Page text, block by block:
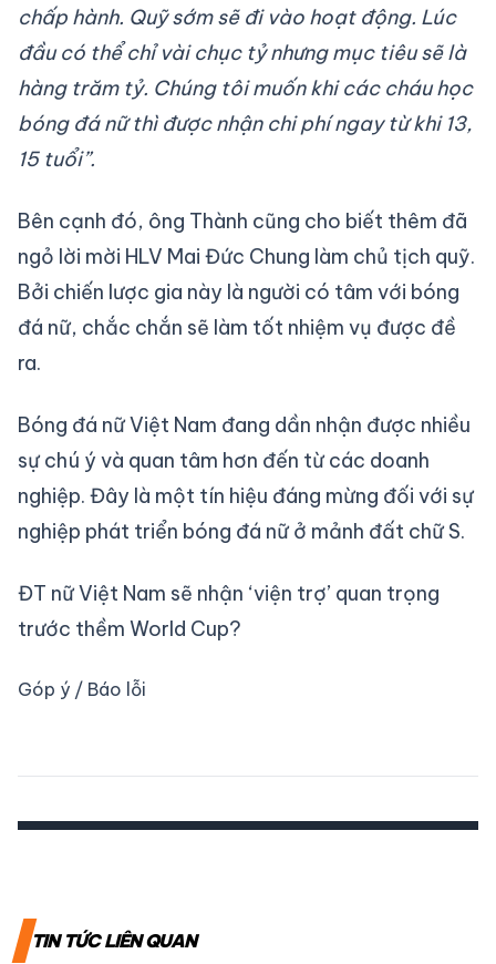
chấp hành. Quỹ sớm sẽ đi vào hoạt động. Lúc
đầu có thể chỉ vài chục tỷ nhưng mục tiêu sẽ là
hàng trăm tỷ. Chúng tôi muốn khi các cháu học
bóng đá nữ thì được nhận chi phí ngay từ khi 13,
15 tuổi”.
Bên cạnh đó, ông Thành cũng cho biết thêm đã
ngỏ lời mời HLV Mai Đức Chung làm chủ tịch quỹ.
Bởi chiến lược gia này là người có tâm với bóng
đá nữ, chắc chắn sẽ làm tốt nhiệm vụ được đề
ra.
Bóng đá nữ Việt Nam đang dần nhận được nhiều
sự chú ý và quan tâm hơn đến từ các doanh
nghiệp. Đây là một tín hiệu đáng mừng đối với sự
nghiệp phát triển bóng đá nữ ở mảnh đất chữ S.
ĐT nữ Việt Nam sẽ nhận ‘viện trợ’ quan trọng
trước thềm World Cup?
Góp ý / Báo lỗi
TIN TỨC LIÊN QUAN